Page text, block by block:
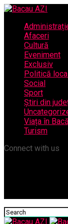
Afaceri
Cultură
Eveniment
Exclusiv
Politică
Social
Sport
Știri din
Viața în
Turism
Connect with us